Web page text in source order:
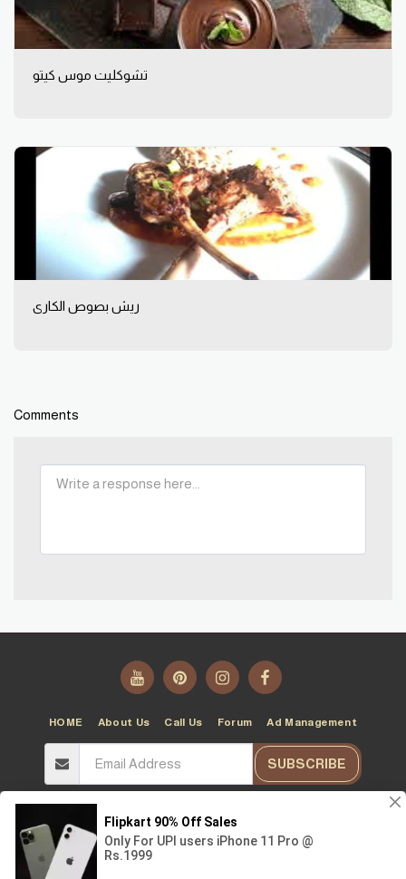
تشوكليت موس كيتو
ريش بصوص الكارى
Comments
HOME About Us Call Us Forum Ad Management
SUBSCRIBE
Terms|Privacy